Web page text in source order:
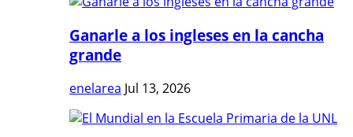
Ganarle a los ingleses en la cancha
grande
enelarea Jul 13, 2026